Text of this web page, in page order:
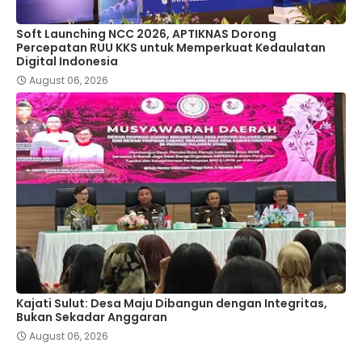
Soft Launching NCC 2026, APTIKNAS Dorong
Percepatan RUU KKS untuk Memperkuat Kedaulatan
Digital Indonesia
August 06, 2026
Kajati Sulut: Desa Maju Dibangun dengan Integritas,
Bukan Sekadar Anggaran
August 06, 2026